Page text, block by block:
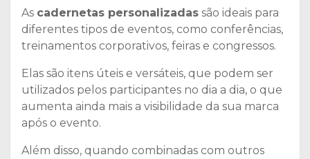
As cadernetas personalizadas são ideais para
diferentes tipos de eventos, como conferências,
treinamentos corporativos, feiras e congressos.
Elas são itens úteis e versáteis, que podem ser
utilizados pelos participantes no dia a dia, o que
aumenta ainda mais a visibilidade da sua marca
após o evento.
Além disso, quando combinadas com outros